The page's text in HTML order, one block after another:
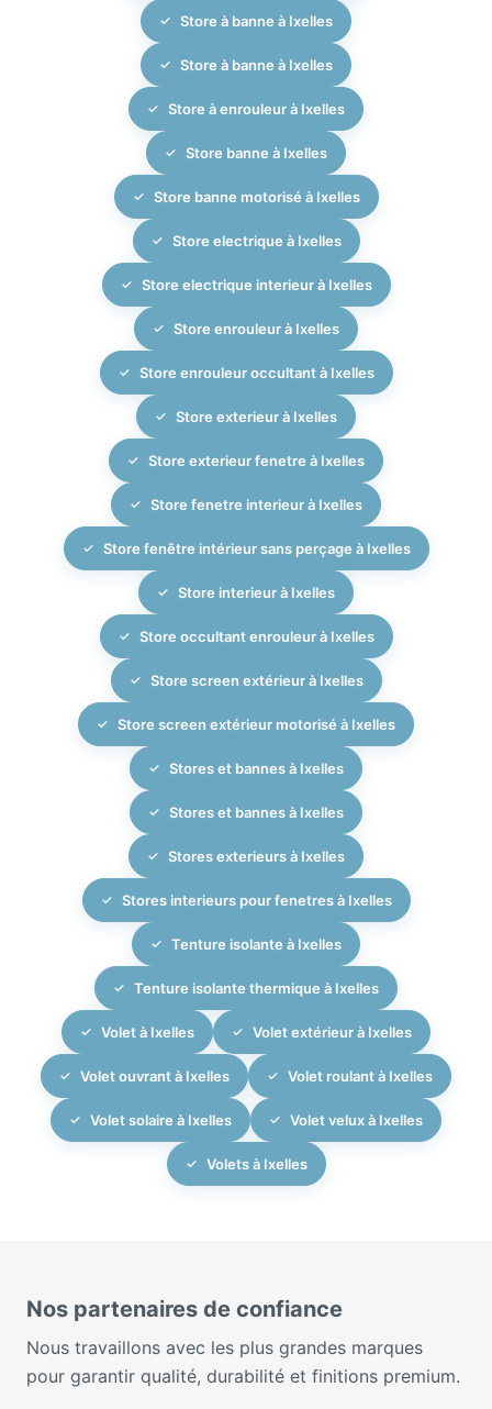
rideaux et protections solaires extérieures. Un service
après-vente et des conseils d’entretien vous sont
proposés pour prolonger la durée de vie de votre
installation sur-mesure.
Store à banne à Ixelles
Store à banne à Ixelles
Store à enrouleur à Ixelles
Store banne à Ixelles
Store banne motorisé à Ixelles
Store electrique à Ixelles
Store electrique interieur à Ixelles
Store enrouleur à Ixelles
Store enrouleur occultant à Ixelles
Store exterieur à Ixelles
Store exterieur fenetre à Ixelles
Store fenetre interieur à Ixelles
Store fenêtre intérieur sans perçage à Ixelles
Store interieur à Ixelles
Store occultant enrouleur à Ixelles
Store screen extérieur à Ixelles
Store screen extérieur motorisé à Ixelles
Stores et bannes à Ixelles
Stores et bannes à Ixelles
Stores exterieurs à Ixelles
Stores interieurs pour fenetres à Ixelles
Tenture isolante à Ixelles
Tenture isolante thermique à Ixelles
Volet à Ixelles Volet extérieur à Ixelles
Volet ouvrant à Ixelles Volet roulant à Ixelles
Volet solaire à Ixelles Volet velux à Ixelles
Volets à Ixelles
Nos partenaires de confiance
Nous travaillons avec les plus grandes marques
pour garantir qualité, durabilité et finitions premium.